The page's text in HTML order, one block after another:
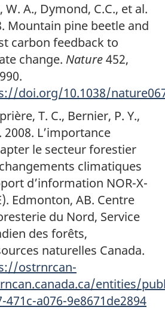
W. A., Dymond, C.C., et al.
Mountain pine beetle and
carbon feedback to
change. Nature452,
doi.org/10.1038/
T. C., Bernier, P. Y.,
2008. L’importance
le secteur forestier
climatiques
d’information NOR-X-
Edmonton, AB. Centre
du Nord, Service
des forêts,
naturelles Canada.
ostrnrcan-
entities/
471c-a076-9e8671de2894